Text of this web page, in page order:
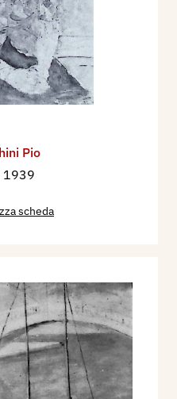
Pio
1939
scheda